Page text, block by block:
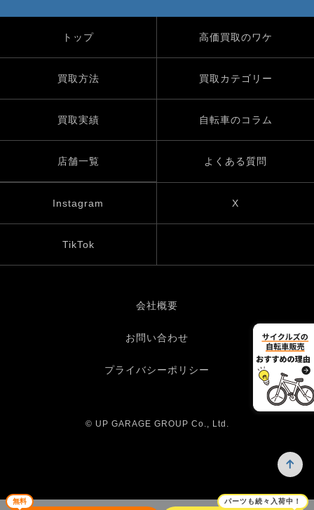
無料 パーツも続々入荷中！
トップ 高価買取のワケ
買取方法 買取カテゴリー
買取実績 自転車のコラム
店舗一覧 よくある質問
Instagram X
TikTok
会社概要
お問い合わせ
プライバシーポリシー
© UP GARAGE GROUP Co., Ltd.